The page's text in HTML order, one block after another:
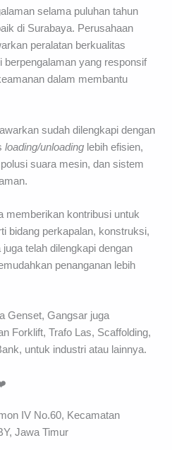
selama puluhan tahun
di Surabaya. Perusahaan
peralatan berkualitas
berpengalaman yang responsif
dalam membantu
sudah dilengkapi dengan
loading/unloading lebih efisien,
suara mesin, dan sistem
memberikan kontribusi untuk
bidang perkapalan, konstruksi,
telah dilengkapi dengan
penanganan lebih
Genset, Gangsar juga
Forklift, Trafo Las, Scaffolding,
untuk industri atau lainnya.
IV No.60, Kecamatan
Jawa Timur